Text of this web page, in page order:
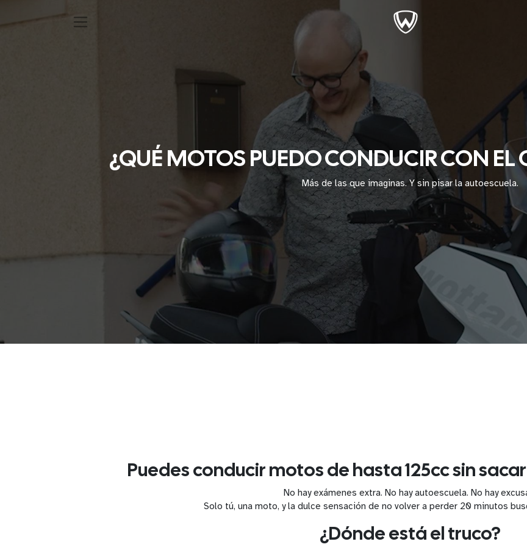
¿QUÉ MOTOS PUEDO CONDUCIR CON EL
Más de las que imaginas. Y sin pisar la autoescuela.
Puedes conducir motos de hasta 125cc sin
No hay exámenes extra. No hay autoescuela. No hay
Solo tú, una moto, y la dulce sensación de no volver a perder 20 minutos
¿Dónde está el truco?